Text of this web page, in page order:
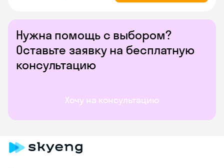
Нужна помощь с выбором?
Оставьте заявку на бесплатную
консультацию
Хочу на консультацию